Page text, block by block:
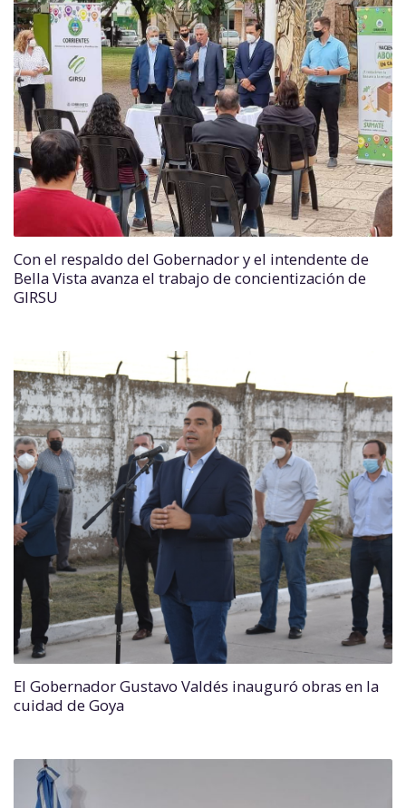
Con el respaldo del Gobernador y el intendente de
Bella Vista avanza el trabajo de concientización de
GIRSU
El Gobernador Gustavo Valdés inauguró obras en la
cuidad de Goya